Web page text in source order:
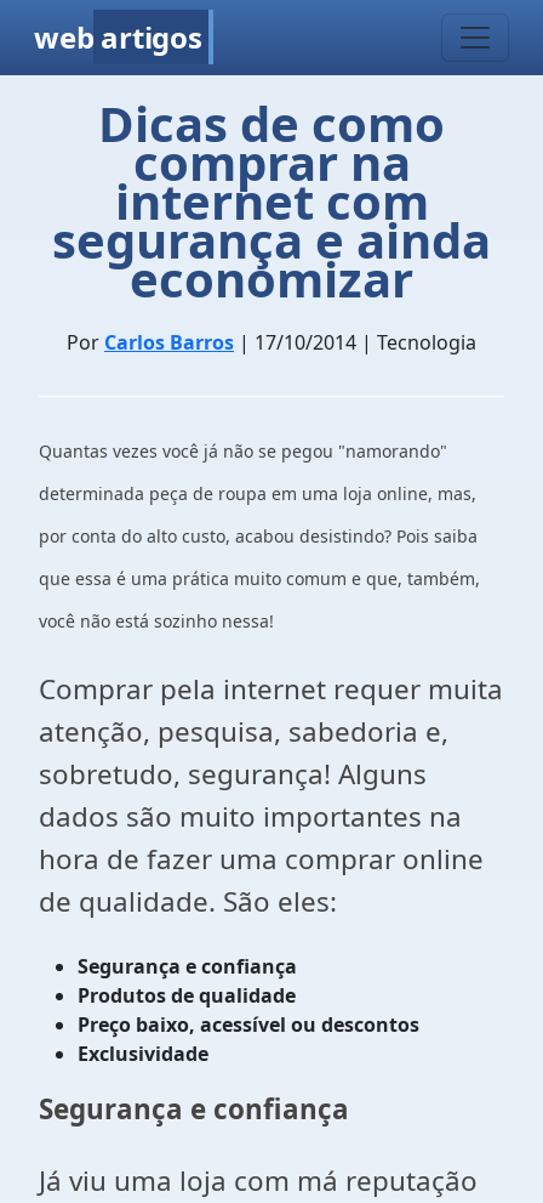
web artigos
Dicas de como
comprar na
internet com
segurança e ainda
economizar
Por Carlos Barros | 17/10/2014 | Tecnologia
Quantas vezes você já não se pegou "namorando"
determinada peça de roupa em uma loja online, mas,
por conta do alto custo, acabou desistindo? Pois saiba
que essa é uma prática muito comum e que, também,
você não está sozinho nessa!
Comprar pela internet requer muita
atenção, pesquisa, sabedoria e,
sobretudo, segurança! Alguns
dados são muito importantes na
hora de fazer uma comprar online
de qualidade. São eles:
Segurança e confiança
Produtos de qualidade
Preço baixo, acessível ou descontos
Exclusividade
Segurança e confiança
Já viu uma loja com má reputação